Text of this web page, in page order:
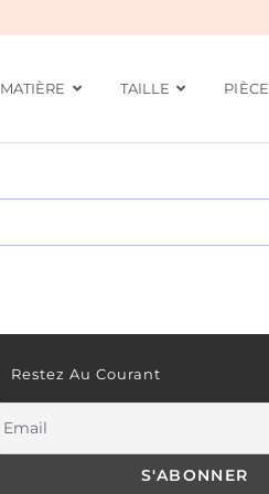
MATIÈRE TAILLE PIÈCE
Restez Au Courant